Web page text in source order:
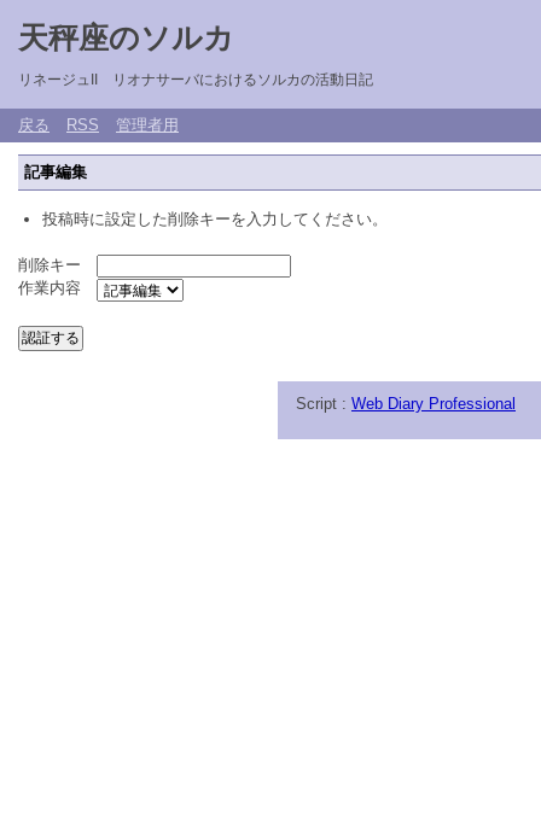
天秤座のソルカ
リネージュII リオナサーバにおけるソルカの活動日記
戻る RSS 管理者用
記事編集
投稿時に設定した削除キーを入力してください。
削除キー
作業内容
Script : Web Diary Professional